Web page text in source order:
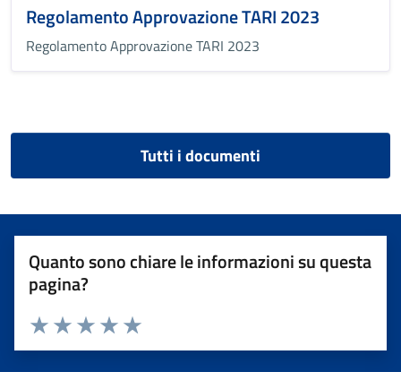
Regolamento Approvazione TARI 2023
Regolamento Approvazione TARI 2023
Tutti i documenti
Quanto sono chiare le informazioni su questa
pagina?
Valuta 5 stelle su 5
Valuta 4 stelle su 5
Valuta 3 stelle su 5
Valuta 2 stelle su 5
Valuta 1 stelle su 5